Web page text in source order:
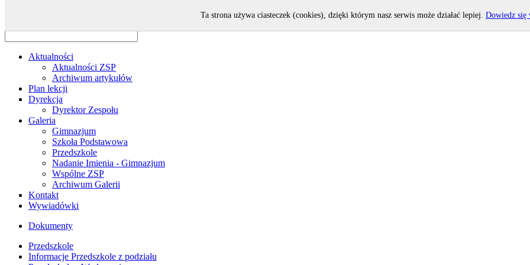
Aktualności
Aktualności ZSP
Archiwum artykułów
Plan lekcji
Dyrekcja
Dyrektor Zespołu
Galeria
Gimnazjum
Szkoła Podstawowa
Przedszkole
Nadanie Imienia - Gimnazjum
Wspólne ZSP
Archiwum Galerii
Kontakt
Wywiadówki
Dokumenty
Przedszkole
Informacje Przedszkole z podziału
Ta strona używa ciasteczek (cookies), dzięki którym nasz serwis może działać lepiej. Dowiedz się